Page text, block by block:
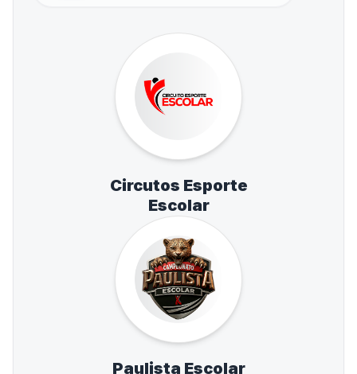
Circutos Esporte
Escolar
Paulista Escolar